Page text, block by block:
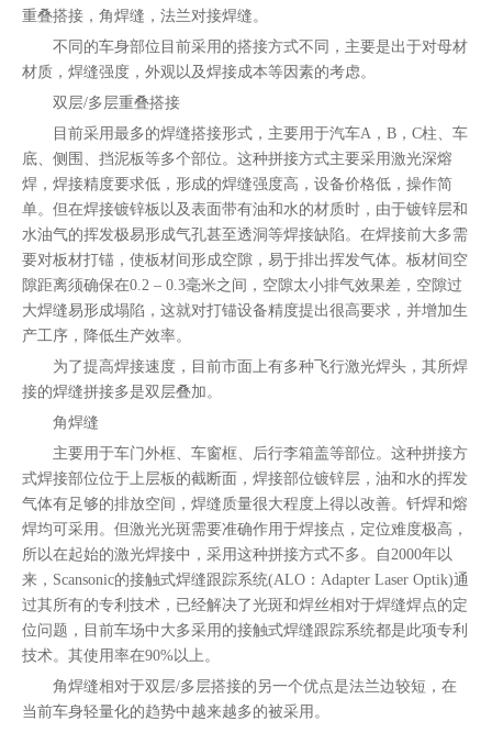
重叠搭接，角焊缝，法兰对接焊缝。
不同的车身部位目前采用的搭接方式不同，主要是出于对母材
材质，焊缝强度，外观以及焊接成本等因素的考虑。
双层/多层重叠搭接
目前采用最多的焊缝搭接形式，主要用于汽车A，B，C柱、车
底、侧围、挡泥板等多个部位。这种拼接方式主要采用激光深熔
焊，焊接精度要求低，形成的焊缝强度高，设备价格低，操作简
单。但在焊接镀锌板以及表面带有油和水的材质时，由于镀锌层和
水油气的挥发极易形成气孔甚至透洞等焊接缺陷。在焊接前大多需
要对板材打锚，使板材间形成空隙，易于排出挥发气体。板材间空
隙距离须确保在0.2 – 0.3毫米之间，空隙太小排气效果差，空隙过
大焊缝易形成塌陷，这就对打锚设备精度提出很高要求，并增加生
产工序，降低生产效率。
为了提高焊接速度，目前市面上有多种飞行激光焊头，其所焊
接的焊缝拼接多是双层叠加。
角焊缝
主要用于车门外框、车窗框、后行李箱盖等部位。这种拼接方
式焊接部位位于上层板的截断面，焊接部位镀锌层，油和水的挥发
气体有足够的排放空间，焊缝质量很大程度上得以改善。钎焊和熔
焊均可采用。但激光光斑需要准确作用于焊接点，定位难度极高，
所以在起始的激光焊接中，采用这种拼接方式不多。自2000年以
来，Scansonic的接触式焊缝跟踪系统(ALO：Adapter Laser Optik)通
过其所有的专利技术，已经解决了光斑和焊丝相对于焊缝焊点的定
位问题，目前车场中大多采用的接触式焊缝跟踪系统都是此项专利
技术。其使用率在90%以上。
角焊缝相对于双层/多层搭接的另一个优点是法兰边较短，在
当前车身轻量化的趋势中越来越多的被采用。